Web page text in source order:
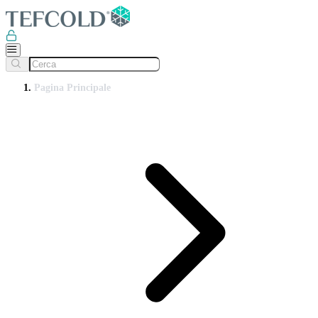
Pagina Principale